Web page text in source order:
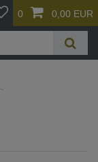
0 0,00 EUR